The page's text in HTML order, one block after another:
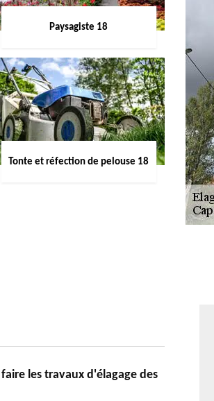
Paysagiste 18
Tonte et réfection de pelouse 18
les travaux d'élagage des